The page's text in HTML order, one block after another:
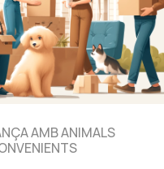
AMB ANIMALS